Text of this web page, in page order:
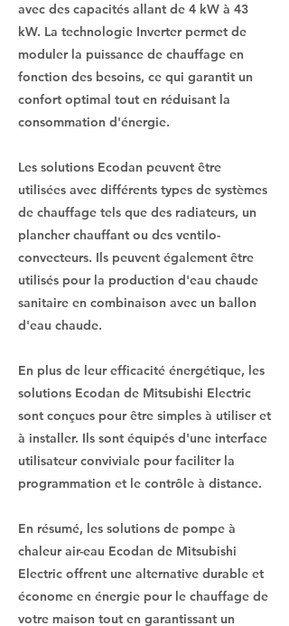
avec des capacités allant de 4 kW à 43
kW. La technologie Inverter permet de
moduler la puissance de chauffage en
fonction des besoins, ce qui garantit un
confort optimal tout en réduisant la
consommation d'énergie.
Les solutions Ecodan peuvent être
utilisées avec différents types de systèmes
de chauffage tels que des radiateurs, un
plancher chauffant ou des ventilo-
convecteurs. Ils peuvent également être
utilisés pour la production d'eau chaude
sanitaire en combinaison avec un ballon
d'eau chaude.
En plus de leur efficacité énergétique, les
solutions Ecodan de Mitsubishi Electric
sont conçues pour être simples à utiliser et
à installer. Ils sont équipés d'une interface
utilisateur conviviale pour faciliter la
programmation et le contrôle à distance.
En résumé, les solutions de pompe à
chaleur air-eau Ecodan de Mitsubishi
Electric offrent une alternative durable et
économe en énergie pour le chauffage de
votre maison tout en garantissant un